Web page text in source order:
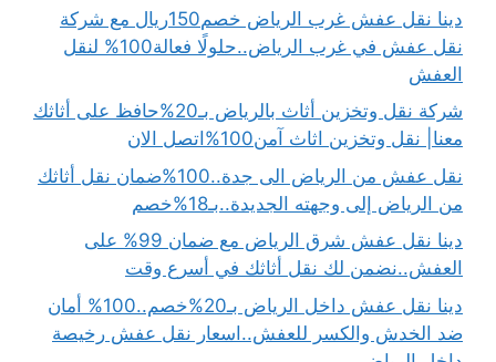
دينا نقل عفش غرب الرياض خصم150ريال مع شركة
نقل عفش في غرب الرياض..حلولًا فعالة100% لنقل
العفش
شركة نقل وتخزين أثاث بالرياض بـ20%حافظ على أثاثك
معنا| نقل وتخزين اثاث آمن100%اتصل الان
نقل عفش من الرياض الى جدة..100%ضمان نقل أثاثك
من الرياض إلى وجهته الجديدة..بـ18%خصم
دينا نقل عفش شرق الرياض مع ضمان 99% على
العفش..نضمن لك نقل أثاثك في أسرع وقت
دينا نقل عفش داخل الرياض بـ20%خصم..100% أمان
ضد الخدش والكسر للعفش..اسعار نقل عفش رخيصة